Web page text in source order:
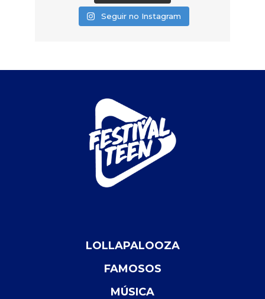
Seguir no Instagram
LOLLAPALOOZA
FAMOSOS
MÚSICA